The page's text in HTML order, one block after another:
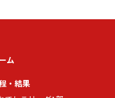
ム
・結果